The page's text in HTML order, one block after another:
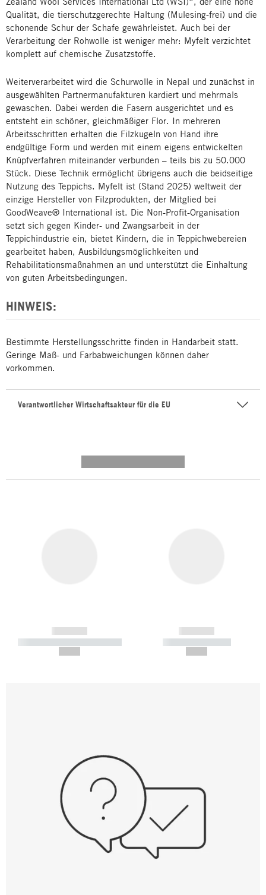
Qualität, die tierschutzgerechte Haltung (Mulesing-frei) und die
schonende Schur der Schafe gewährleistet. Auch bei der
Verarbeitung der Rohwolle ist weniger mehr: Myfelt verzichtet
komplett auf chemische Zusatzstoffe.
Weiterverarbeitet wird die Schurwolle in Nepal und zunächst in
ausgewählten Partnermanufakturen kardiert und mehrmals
gewaschen. Dabei werden die Fasern ausgerichtet und es
entsteht ein schöner, gleichmäßiger Flor. In mehreren
Arbeitsschritten erhalten die Filzkugeln von Hand ihre
endgültige Form und werden mit einem eigens entwickelten
Knüpfverfahren miteinander verbunden – teils bis zu 50.000
Stück. Diese Technik ermöglicht übrigens auch die beidseitige
Nutzung des Teppichs. Myfelt ist (Stand 2025) weltweit der
einzige Hersteller von Filzprodukten, der Mitglied bei
GoodWeave® International ist. Die Non-Profit-Organisation
setzt sich gegen Kinder- und Zwangsarbeit in der
Teppichindustrie ein, bietet Kindern, die in Teppichwebereien
gearbeitet haben, Ausbildungsmöglichkeiten und
Rehabilitationsmaßnahmen an und unterstützt die Einhaltung
von guten Arbeitsbedingungen.
HINWEIS:
Bestimmte Herstellungsschritte finden in Handarbeit statt.
Geringe Maß- und Farbabweichungen können daher
vorkommen.
Verantwortlicher Wirtschaftsakteur für die EU
------------
----------- ----------- -----------
------------
----------- -----------